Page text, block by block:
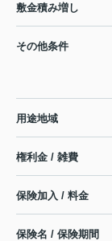
敷金積み増し
その他条件
用途地域
権利金 / 雑費
保険加入 / 料金
保険名 / 保険期間